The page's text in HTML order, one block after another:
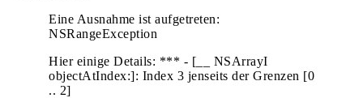
Eine Ausnahme ist aufgetreten:
NSRangeException
Hier einige Details: *** - [__ NSArrayI
objectAtIndex:]: Index 3 jenseits der Grenzen [0
.. 2]